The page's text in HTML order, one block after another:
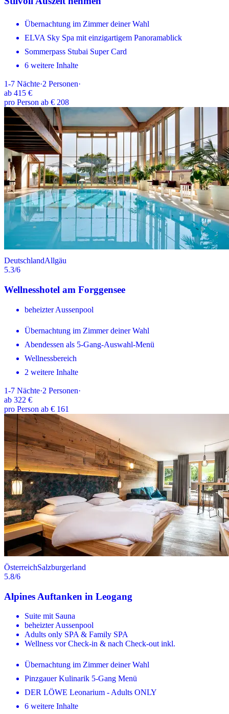
Übernachtung im Zimmer deiner Wahl
ELVA Sky Spa mit einzigartigem Panoramablick
Sommerpass Stubai Super Card
6 weitere Inhalte
1-7 Nächte·2 Personen·
ab 415 €
pro Person ab € 208
DeutschlandAllgäu
5.3/6
Wellnesshotel am Forggensee
beheizter Aussenpool
Übernachtung im Zimmer deiner Wahl
Abendessen als 5-Gang-Auswahl-Menü
Wellnessbereich
2 weitere Inhalte
1-7 Nächte·2 Personen·
ab 322 €
pro Person ab € 161
ÖsterreichSalzburgerland
5.8/6
Alpines Auftanken in Leogang
Suite mit Sauna
beheizter Aussenpool
Adults only SPA & Family SPA
Wellness vor Check-in & nach Check-out inkl.
Übernachtung im Zimmer deiner Wahl
Pinzgauer Kulinarik 5-Gang Menü
DER LÖWE Leonarium - Adults ONLY
6 weitere Inhalte